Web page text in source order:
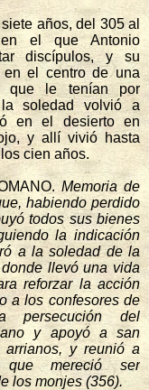
años, del 305 al
el que Antonio
discípulos, y su
el centro de una
que le tenían por
la soledad volvió a
en el desierto en
y allí vivió hasta
cien años.
Memoria de
habiendo perdido
todos sus bienes
la indicación
a la soledad de la
llevó una vida
reforzar la acción
a los confesores de
del
y apoyó a san
arrianos, y reunió a
que mereció ser
los monjes (356).